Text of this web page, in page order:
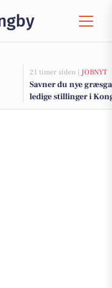
21 timer siden | JOBNYT
Savner du nye
ledige stillinger i